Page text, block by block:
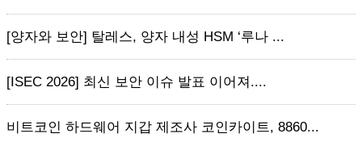
[양자와 보안] 탈레스, 양자 내성 HSM ‘루나 ...
[ISEC 2026] 최신 보안 이슈 발표 이어져....
비트코인 하드웨어 지갑 제조사 코인카이트, 8860...